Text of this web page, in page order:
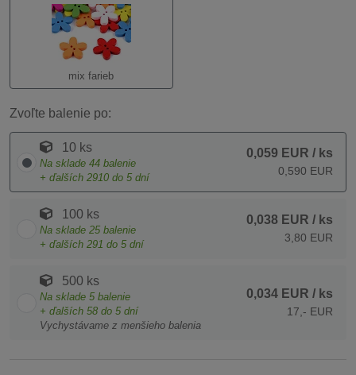
mix farieb
Zvoľte balenie po:
10 ks
Na sklade 44 balenie
+ ďalších 2910 do 5 dní
0,059 EUR / ks
0,590 EUR
100 ks
Na sklade 25 balenie
+ ďalších 291 do 5 dní
0,038 EUR / ks
3,80 EUR
500 ks
Na sklade 5 balenie
+ ďalších 58 do 5 dní
Vychystávame z menšieho balenia
0,034 EUR / ks
17,- EUR